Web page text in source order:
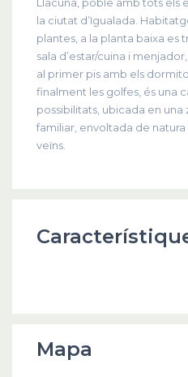
la ciutat d’Igualada.
plantes, a la planta baixa es
sala d’estar/cuina i
al primer pis amb els
finalment les golfes, és una
possibilitats, ubicada en una
familiar, envoltada de
veïns.
Mapa